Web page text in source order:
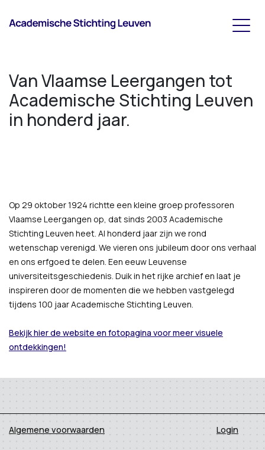
Van Vlaamse Leergangen tot
Academische Stichting Leuven
in honderd jaar.
Op 29 oktober 1924 richtte een kleine groep professoren
Vlaamse Leergangen op, dat sinds 2003 Academische
Stichting Leuven heet. Al honderd jaar zijn we rond
wetenschap verenigd. We vieren ons jubileum door ons verhaal
en ons erfgoed te delen. Een eeuw Leuvense
universiteitsgeschiedenis. Duik in het rijke archief en laat je
inspireren door de momenten die we hebben vastgelegd
tijdens 100 jaar Academische Stichting Leuven.
Bekijk hier de website en fotopagina voor meer visuele
ontdekkingen!
Algemene voorwaarden Login